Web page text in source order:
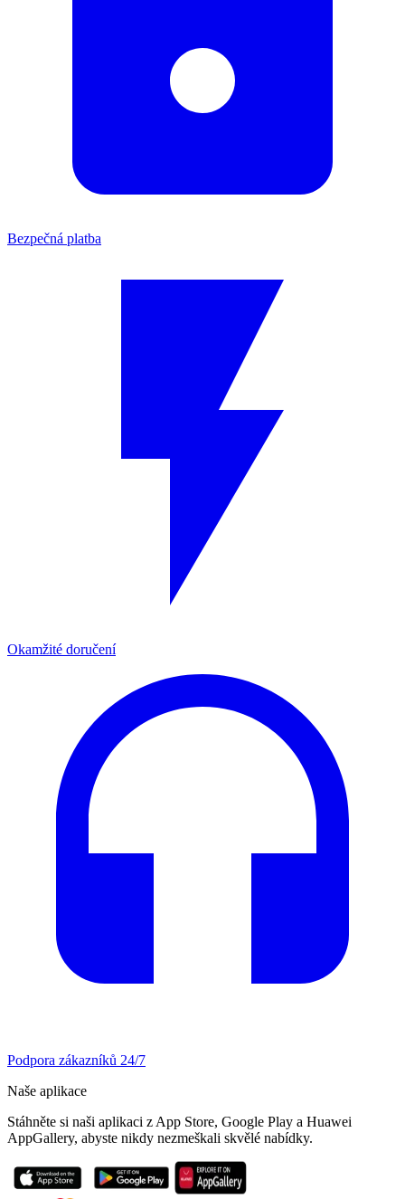
Bezpečná platba
Okamžité doručení
Podpora zákazníků 24/7
Naše aplikace
Stáhněte si naši aplikaci z App Store, Google Play a Huawei
AppGallery, abyste nikdy nezmeškali skvělé nabídky.